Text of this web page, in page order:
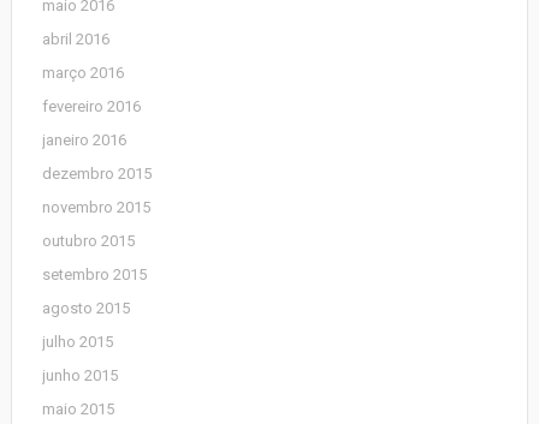
maio 2016
abril 2016
março 2016
fevereiro 2016
janeiro 2016
dezembro 2015
novembro 2015
outubro 2015
setembro 2015
agosto 2015
julho 2015
junho 2015
maio 2015